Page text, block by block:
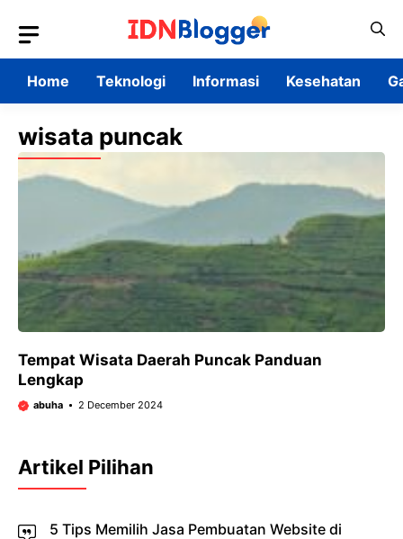
content
Home
Teknologi Informasi Kesehatan
wisata puncak
Tempat Wisata Daerah Puncak Panduan
Lengkap
abuha 2 December 2024
Artikel Pilihan
5 Tips Memilih Jasa Pembuatan Website di